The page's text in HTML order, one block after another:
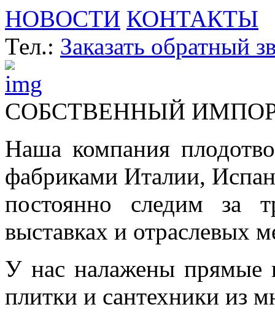
НОВОСТИ КОНТАКТЫ
Тел.: Заказать обратный
СОБСТВЕННЫЙ
Наша компания
фабриками Италии,
постоянно следим за
выставках и отраслевых
У нас налажены прямые
плитки и сантехники из